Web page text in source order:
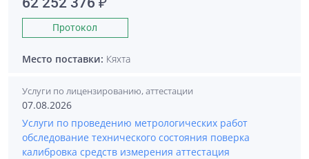
Протокол
Место поставки: Кяхта
Услуги по лицензированию, аттестации
07.08.2026
Услуги по проведению метрологических работ
обследование технического состояния поверка
калибровка средств измерения аттестация